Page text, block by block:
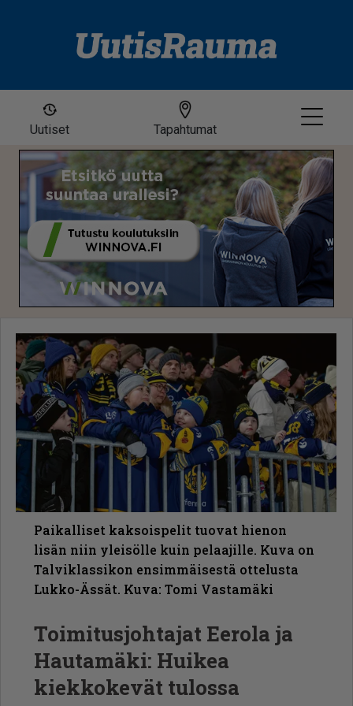
Uutiset Tapahtumat
Paikalliset kaksoispelit tuovat hienon
lisän niin yleisölle kuin pelaajille. Kuva on
Talviklassikon ensimmäisestä ottelusta
Lukko-Ässät. Kuva: Tomi Vastamäki
Toimitusjohtajat Eerola ja
Hautamäki: Huikea
kiekkokevät tulossa